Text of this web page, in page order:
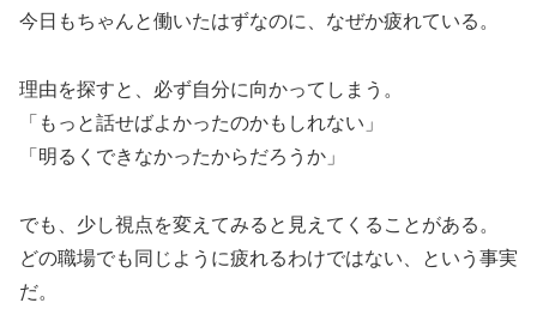
今日もちゃんと働いたはずなのに、なぜか疲れている。
理由を探すと、必ず自分に向かってしまう。
「もっと話せばよかったのかもしれない」
「明るくできなかったからだろうか」
でも、少し視点を変えてみると見えてくることがある。
どの職場でも同じように疲れるわけではない、という事実
だ。